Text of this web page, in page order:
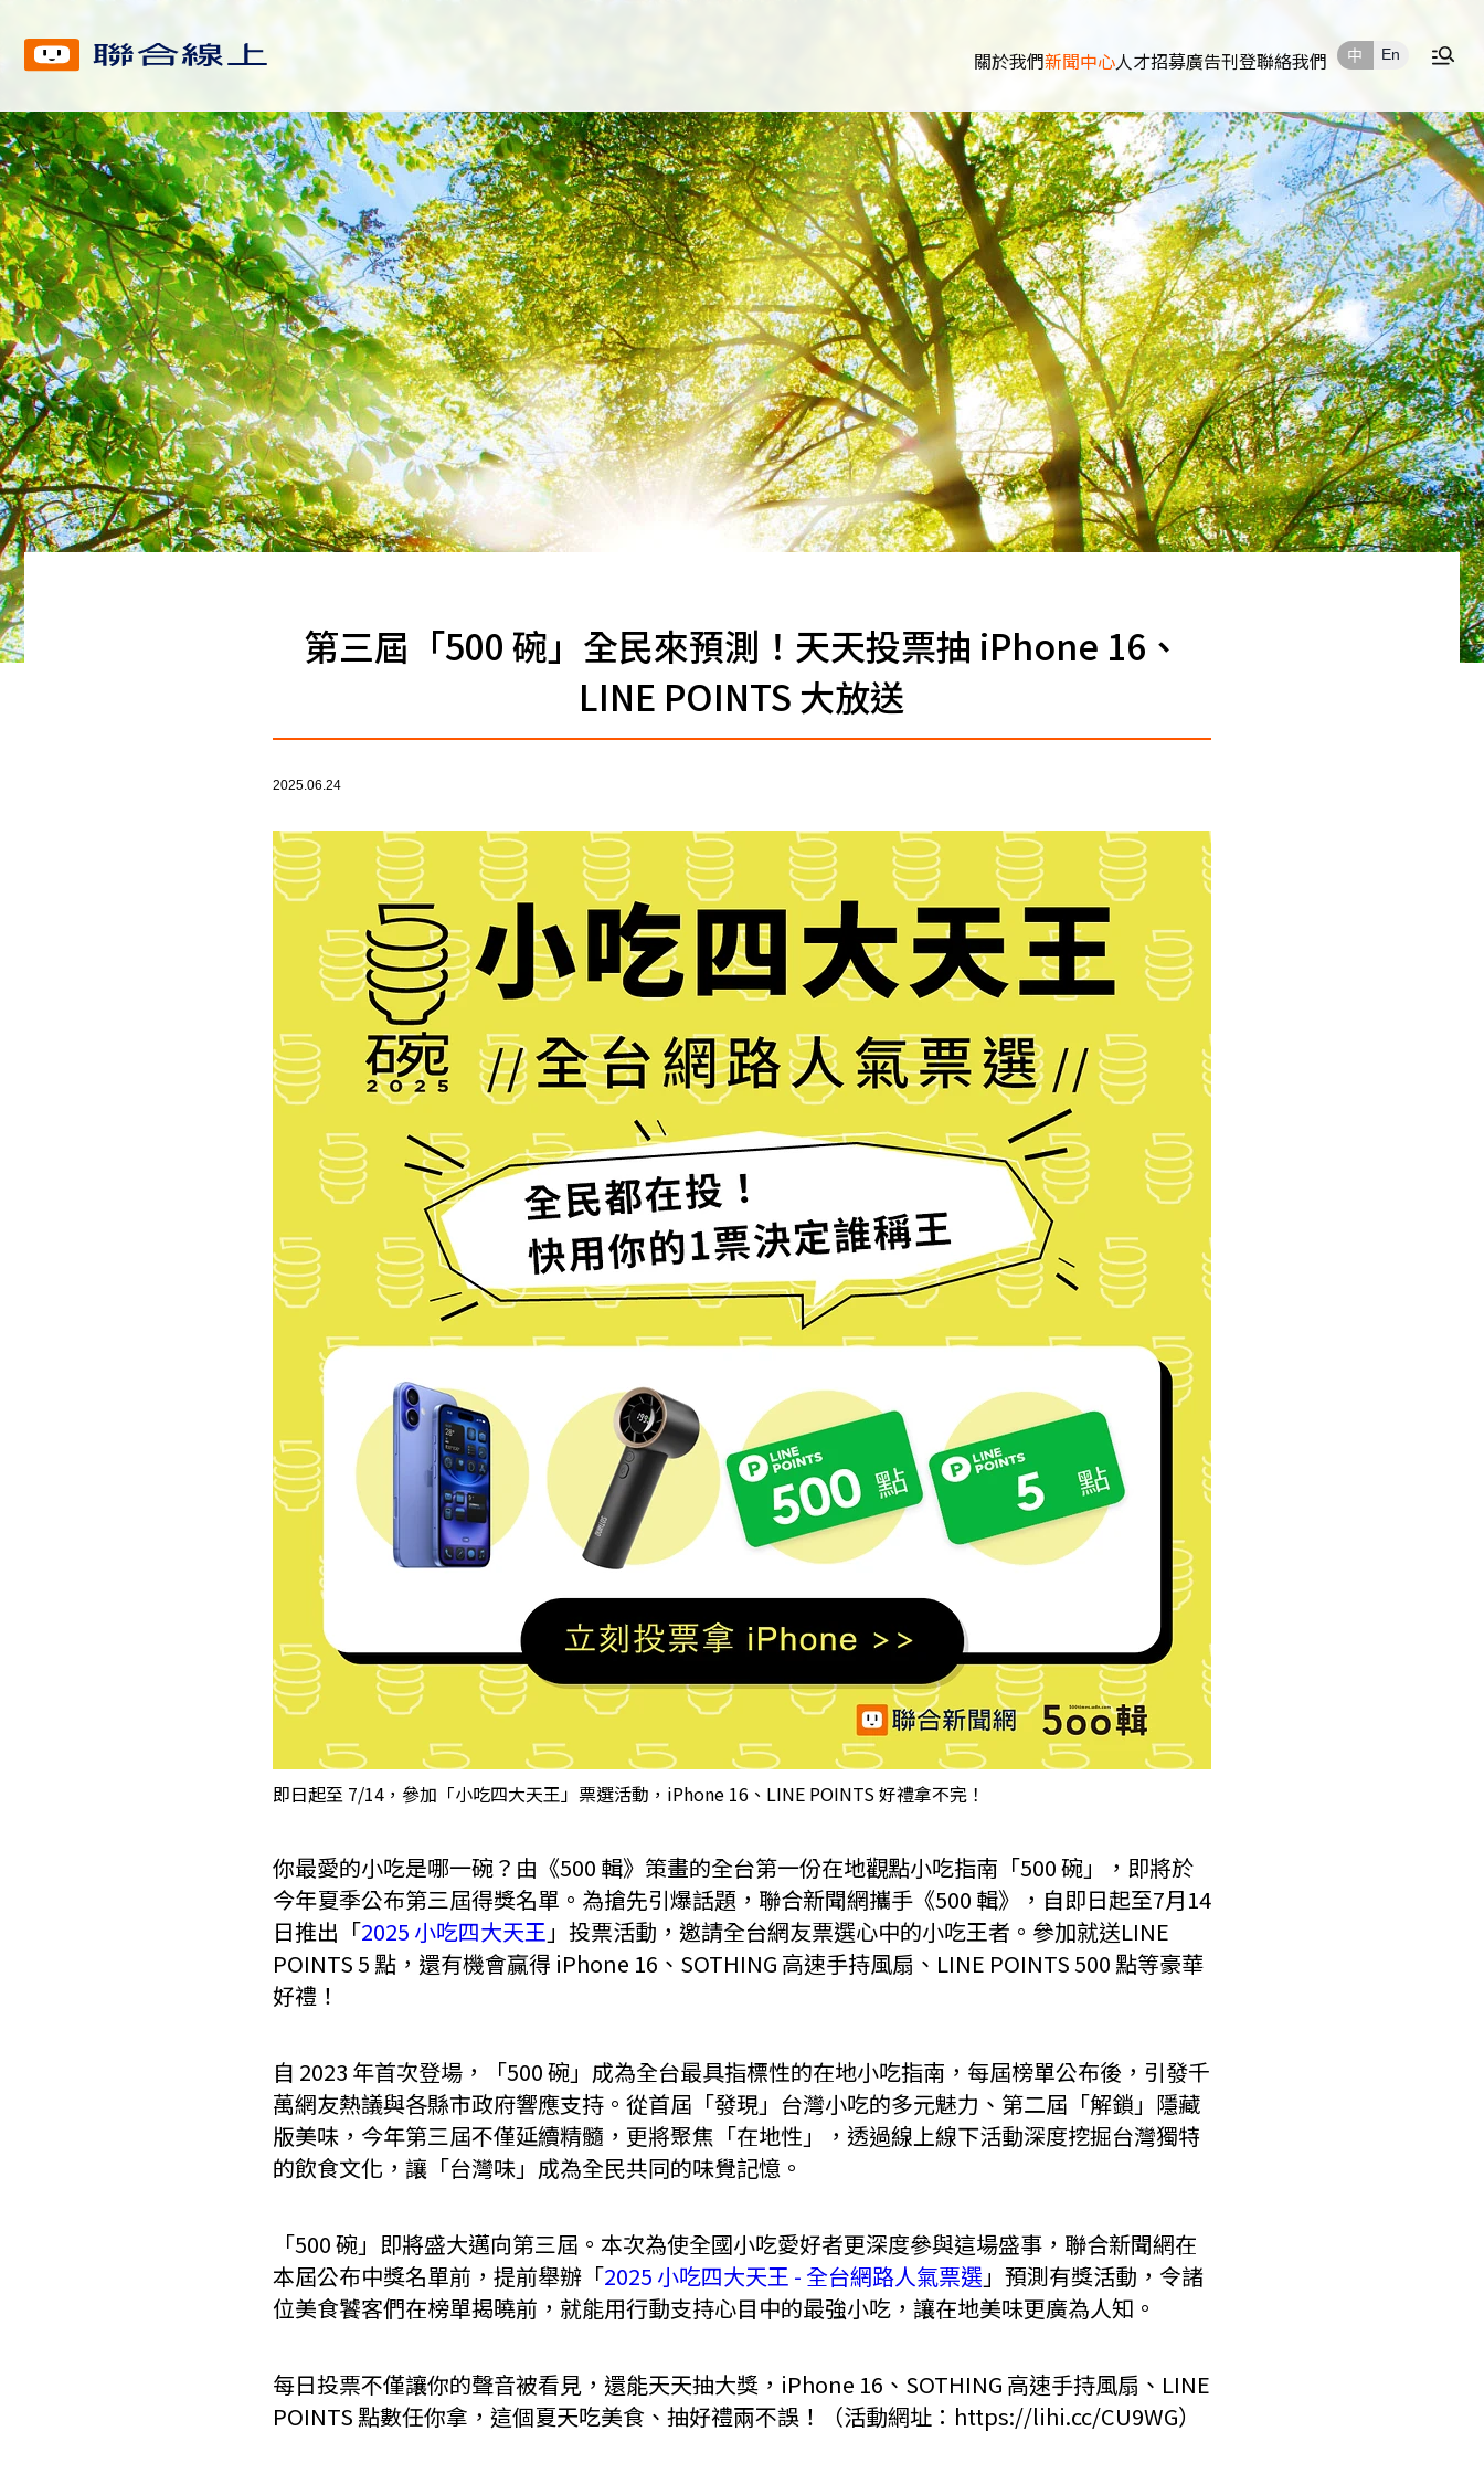
中 En
關於我們新聞中心人才招募廣告刊登聯絡我們
第三屆「500 碗」全民來預測！天天投票抽 iPhone 16、
LINE POINTS 大放送
2025.06.24
即日起至 7/14，參加「小吃四大天王」票選活動，iPhone 16、LINE POINTS 好禮拿不完！
你最愛的小吃是哪一碗？由《500 輯》策畫的全台第一份在地觀點小吃指南「500 碗」，即將於
今年夏季公布第三屆得獎名單。為搶先引爆話題，聯合新聞網攜手《500 輯》，自即日起至7月14
日推出「2025 小吃四大天王 」投票活動，邀請全台網友票選心中的小吃王者。參加就送LINE
POINTS 5 點，還有機會贏得 iPhone 16、SOTHING 高速手持風扇、LINE POINTS 500 點等豪華
好禮！
自 2023 年首次登場，「500 碗」成為全台最具指標性的在地小吃指南，每屆榜單公布後，引發千
萬網友熱議與各縣市政府響應支持。從首屆「發現」台灣小吃的多元魅力、第二屆「解鎖」隱藏
版美味，今年第三屆不僅延續精髓，更將聚焦「在地性」，透過線上線下活動深度挖掘台灣獨特
的飲食文化，讓「台灣味」成為全民共同的味覺記憶。
「500 碗」即將盛大邁向第三屆。本次為使全國小吃愛好者更深度參與這場盛事，聯合新聞網在
本屆公布中獎名單前，提前舉辦「2025 小吃四大天王 - 全台網路人氣票選 」預測有獎活動，令諸
位美食饕客們在榜單揭曉前，就能用行動支持心目中的最強小吃，讓在地美味更廣為人知。
每日投票不僅讓你的聲音被看見，還能天天抽大獎，iPhone 16、SOTHING 高速手持風扇、LINE
POINTS 點數任你拿，這個夏天吃美食、抽好禮兩不誤！（活動網址：https://lihi.cc/CU9WG）